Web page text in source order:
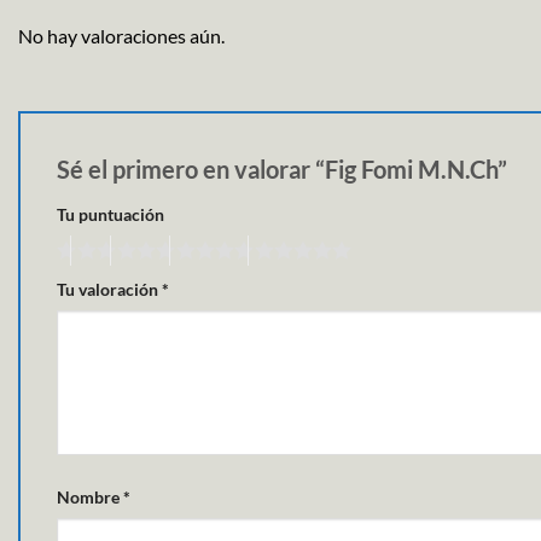
No hay valoraciones aún.
Sé el primero en valorar “Fig Fomi M.N.Ch”
Tu puntuación
Tu valoración*
Nombre*